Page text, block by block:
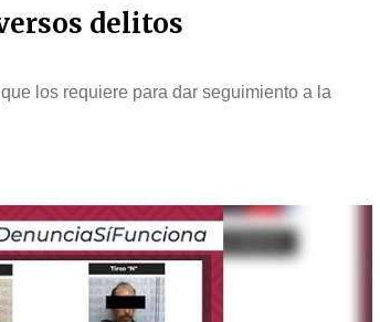
delitos
los requiere para dar seguimiento a la